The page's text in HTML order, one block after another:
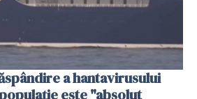
a hantavirusului
este "absolut